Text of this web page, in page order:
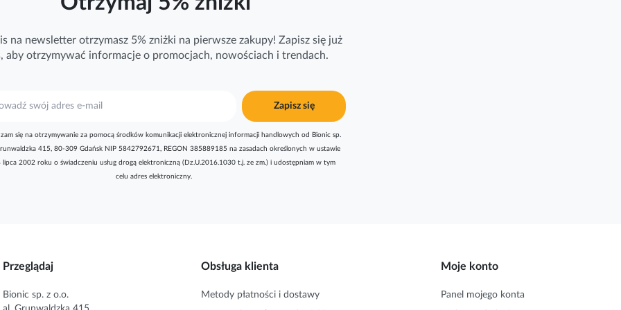
na newsletter otrzymasz 5% zniżki na pierwsze zakupy! Zapisz się już
aby otrzymywać informacje o promocjach, nowościach i trendach.
Zapisz się
się na otrzymywanie za pomocą środków komunikacji elektronicznej informacji handlowych od Bionic sp.
415, 80-309 Gdańsk NIP 5842792671, REGON 385889185 na zasadach określonych w ustawie
lipca 2002 roku o świadczeniu usług drogą elektroniczną (Dz.U.2016.1030 t.j. ze zm.) i udostępniam w tym
celu adres elektroniczny.
Przeglądaj
Bionic sp. z o.o.
Obsługa klienta
Metody płatności i dostawy
Moje konto
Panel mojego konta